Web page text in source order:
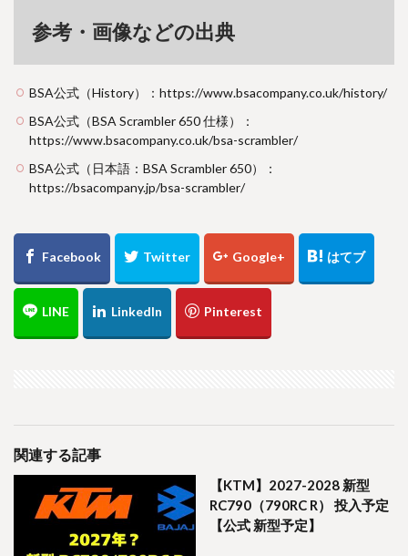
参考・画像などの出典
BSA公式（History）：https://www.bsacompany.co.uk/history/
BSA公式（BSA Scrambler 650 仕様）：
https://www.bsacompany.co.uk/bsa-scrambler/
BSA公式（日本語：BSA Scrambler 650）：
https://bsacompany.jp/bsa-scrambler/
関連する記事
【KTM】2027-2028 新型
RC790（790RC R） 投入予定
【公式 新型予定】